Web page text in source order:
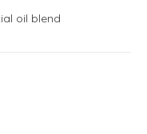
oil blend